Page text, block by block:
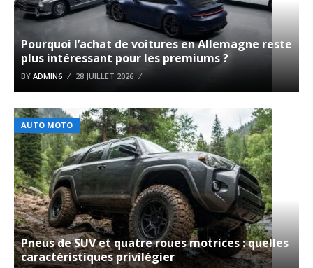
Pourquoi l’achat de voitures en Allemagne reste
plus intéressant pour les premiums ?
BY ADMIN6 28 JUILLET 2026
AUTO MOTO
Pneus de SUV et quatre roues motrices : quelles
caractéristiques privilégier